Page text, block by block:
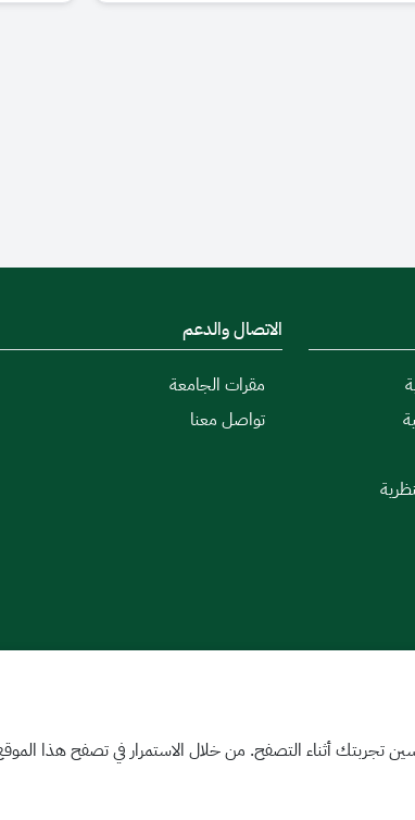
الاتصال والدعم
مقرات الجامعة
تواصل معنا
أثناء التصفح. من خلال الاستمرار في تصفح هذا